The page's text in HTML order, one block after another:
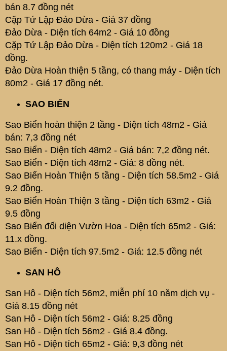
bán 8.7 đồng nét
Cặp Tứ Lập Đảo Dừa - Giá 37 đồng
Đảo Dừa - Diện tích 64m2 - Giá 10 đồng
Cặp Tứ Lập Đảo Dừa - Diện tích 120m2 - Giá 18
đồng.
Đảo Dừa Hoàn thiện 5 tầng, có thang máy - Diện tích
80m2 - Giá 17 đồng nét.
SAO BIỂN
Sao Biển hoàn thiện 2 tầng - Diện tích 48m2 - Giá
bán: 7,3 đồng nét
Sao Biển - Diện tích 48m2 - Giá bán: 7,2 đồng nét.
Sao Biển - Diện tích 48m2 - Giá: 8 đồng nét.
Sao Biển Hoàn Thiện 5 tầng - Diện tích 58.5m2 - Giá
9.2 đồng.
Sao Biển Hoàn Thiện 3 tầng - Diện tích 63m2 - Giá
9.5 đồng
Sao Biển đối diện Vườn Hoa - Diện tích 65m2 - Giá:
11.x đồng.
Sao Biển - Diện tích 97.5m2 - Giá: 12.5 đồng nét
SAN HÔ
San Hô - Diện tích 56m2, miễn phí 10 năm dịch vụ -
Giá 8.15 đồng nét
San Hô - Diện tích 56m2 - Giá: 8.25 đồng
San Hô - Diện tích 56m2 - Giá 8.4 đồng.
San Hô - Diện tích 65m2 - Giá: 9,3 đồng nét